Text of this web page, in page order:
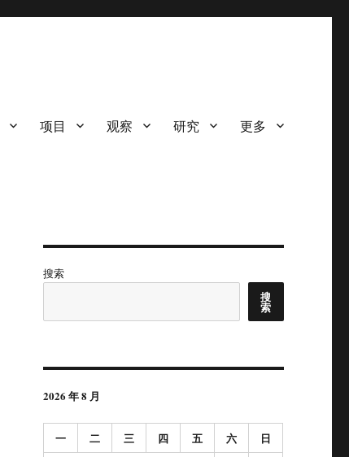
项目 观察 研究 更多
搜索
搜
索
2026 年 8 月
一 二 三 四 五 六 日